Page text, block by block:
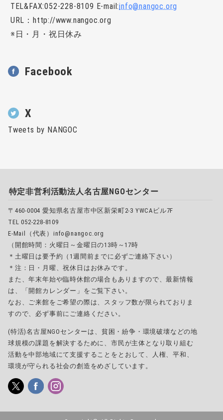
TEL&FAX:052-228-8109 E-mail:info@nangoc.org
URL ： http://www.nangoc.org
※日・月・祝日休み
Facebook
X
Tweets by NANGOC
特定非営利活動法人名古屋NGOセンター
〒460-0004 愛知県名古屋市中区新栄町2-3 YWCAビル7F
TEL 052-228-8109
E-Mail（代表）info@nangoc.org
（開館時間：火曜日～金曜日の13時～17時
＊土曜日は要予約（1週間前までに必ずご連絡下さい）
＊注：日・月曜、祝休日はお休みです。
また、年末年始や臨時休館の場合もありますので、最新情報
は、「開館カレンダー」をご覧下さい。
なお、ご来館をご希望の際は、スタッフ数が限られておりま
すので、必ず事前にご連絡ください。
(特活)名古屋NGOセンターは、貧困・紛争・環境破壊などの地
球規模の課題を解決するために、市民が主体となり取り組む
活動を中部地域にて支援することをとおして、人権、平和、
環境が守られる社会の創造をめざしています。